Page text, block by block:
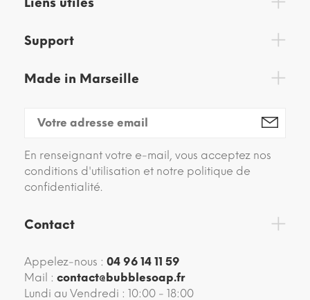
Support
Made in Marseille
En renseignant votre e-mail, vous acceptez nos
conditions d'utilisation et notre politique de
confidentialité.
Contact
Appelez-nous : 04 96 14 11 59
Mail : contact@bubblesoap.fr
Lundi au Vendredi : 10:00 - 18:00